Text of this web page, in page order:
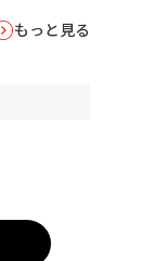
もっと見る